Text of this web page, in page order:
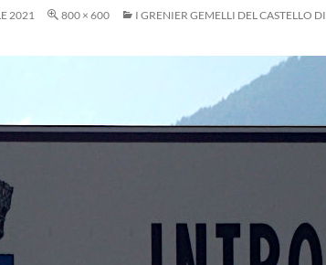
2021 800 × 600
I GRENIER GEMELLI DEL CASTELLO DI